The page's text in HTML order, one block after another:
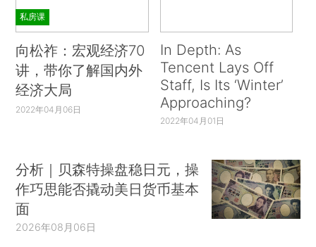
私房课
向松祚：宏观经济70
讲，带你了解国内外
经济大局
2022年04月06日
In Depth: As
Tencent Lays Off
Staff, Is Its ‘Winter’
Approaching?
2022年04月01日
分析｜贝森特操盘稳日元，操
作巧思能否撬动美日货币基本
面
2026年08月06日